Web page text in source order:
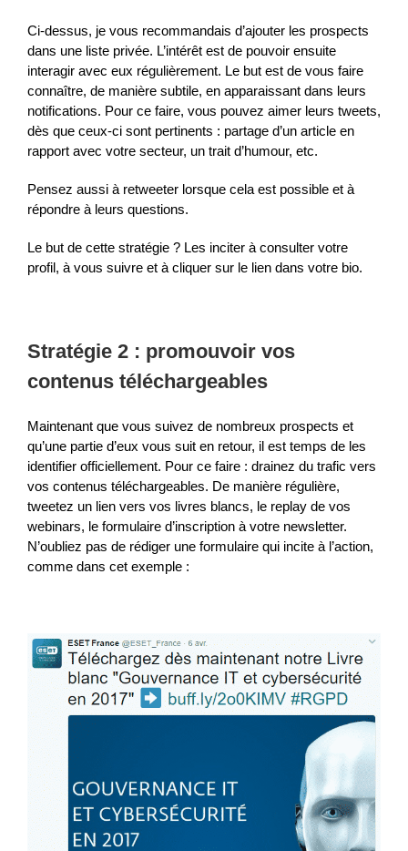
Ci-dessus, je vous recommandais d’ajouter les prospects
dans une liste privée. L’intérêt est de pouvoir ensuite
interagir avec eux régulièrement. Le but est de vous faire
connaître, de manière subtile, en apparaissant dans leurs
notifications. Pour ce faire, vous pouvez aimer leurs tweets,
dès que ceux-ci sont pertinents : partage d’un article en
rapport avec votre secteur, un trait d’humour, etc.
Pensez aussi à retweeter lorsque cela est possible et à
répondre à leurs questions.
Le but de cette stratégie ? Les inciter à consulter votre
profil, à vous suivre et à cliquer sur le lien dans votre bio.
Stratégie 2 : promouvoir vos
contenus téléchargeables
Maintenant que vous suivez de nombreux prospects et
qu’une partie d’eux vous suit en retour, il est temps de les
identifier officiellement. Pour ce faire : drainez du trafic vers
vos contenus téléchargeables. De manière régulière,
tweetez un lien vers vos livres blancs, le replay de vos
webinars, le formulaire d’inscription à votre newsletter.
N’oubliez pas de rédiger une formulaire qui incite à l’action,
comme dans cet exemple :